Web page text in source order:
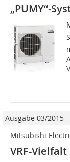
„PUMY“-
Ausgabe 03/2015
Mitsubishi
VRF-Vielfalt